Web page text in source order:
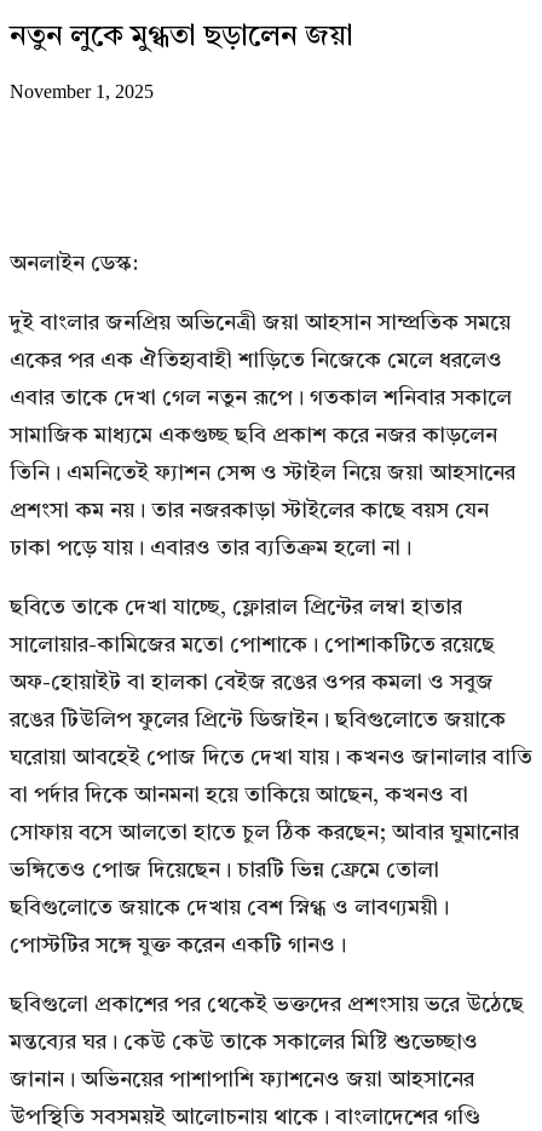
নতুন লুকে মুগ্ধতা ছড়ালেন জয়া
November 1, 2025
অনলাইন ডেস্ক:
দুই বাংলার জনপ্রিয় অভিনেত্রী জয়া আহসান সাম্প্রতিক সময়ে
একের পর এক ঐতিহ্যবাহী শাড়িতে নিজেকে মেলে ধরলেও
এবার তাকে দেখা গেল নতুন রূপে। গতকাল শনিবার সকালে
সামাজিক মাধ্যমে একগুচ্ছ ছবি প্রকাশ করে নজর কাড়লেন
তিনি। এমনিতেই ফ্যাশন সেন্স ও স্টাইল নিয়ে জয়া আহসানের
প্রশংসা কম নয়। তার নজরকাড়া স্টাইলের কাছে বয়স যেন
ঢাকা পড়ে যায়। এবারও তার ব্যতিক্রম হলো না।
ছবিতে তাকে দেখা যাচ্ছে, ফ্লোরাল প্রিন্টের লম্বা হাতার
সালোয়ার-কামিজের মতো পোশাকে। পোশাকটিতে রয়েছে
অফ-হোয়াইট বা হালকা বেইজ রঙের ওপর কমলা ও সবুজ
রঙের টিউলিপ ফুলের প্রিন্টে ডিজাইন। ছবিগুলোতে জয়াকে
ঘরোয়া আবহেই পোজ দিতে দেখা যায়। কখনও জানালার বাতি
বা পর্দার দিকে আনমনা হয়ে তাকিয়ে আছেন, কখনও বা
সোফায় বসে আলতো হাতে চুল ঠিক করছেন; আবার ঘুমানোর
ভঙ্গিতেও পোজ দিয়েছেন। চারটি ভিন্ন ফ্রেমে তোলা
ছবিগুলোতে জয়াকে দেখায় বেশ স্নিগ্ধ ও লাবণ্যময়ী।
পোস্টটির সঙ্গে যুক্ত করেন একটি গানও।
ছবিগুলো প্রকাশের পর থেকেই ভক্তদের প্রশংসায় ভরে উঠেছে
মন্তব্যের ঘর। কেউ কেউ তাকে সকালের মিষ্টি শুভেচ্ছাও
জানান। অভিনয়ের পাশাপাশি ফ্যাশনেও জয়া আহসানের
উপস্থিতি সবসময়ই আলোচনায় থাকে। বাংলাদেশের গণ্ডি